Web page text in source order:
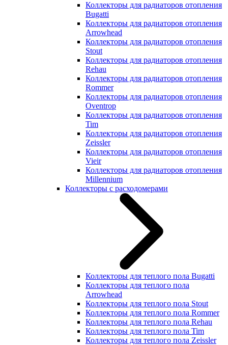
Коллекторы для радиаторов отопления
Bugatti
Коллекторы для радиаторов отопления
Arrowhead
Коллекторы для радиаторов отопления
Stout
Коллекторы для радиаторов отопления
Rehau
Коллекторы для радиаторов отопления
Rommer
Коллекторы для радиаторов отопления
Oventrop
Коллекторы для радиаторов отопления
Tim
Коллекторы для радиаторов отопления
Zeissler
Коллекторы для радиаторов отопления
Vieir
Коллекторы для радиаторов отопления
Millennium
Коллекторы с расходомерами
Коллекторы для теплого пола Bugatti
Коллекторы для теплого пола
Arrowhead
Коллекторы для теплого пола Stout
Коллекторы для теплого пола Rommer
Коллекторы для теплого пола Rehau
Коллекторы для теплого пола Tim
Коллекторы для теплого пола Zeissler